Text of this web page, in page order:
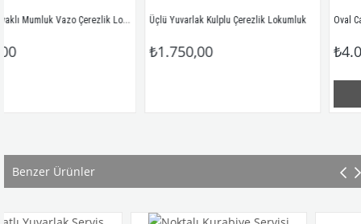
Melekli Ayaklı Mumluk Vazo Çerezlik Lokumluk Üçlü Yuvarlak Kulplu Çerezlik Lokumluk
₺1.750,00 ₺4.000,00
Benzer Ürünler